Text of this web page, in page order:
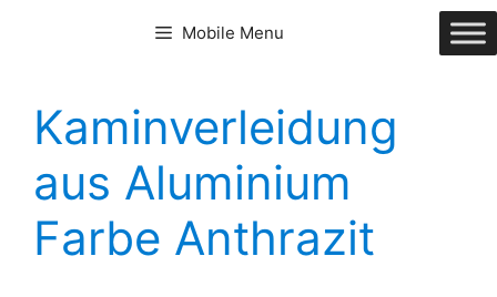
Mobile Menu
Kaminverleidung
aus Aluminium
Farbe Anthrazit